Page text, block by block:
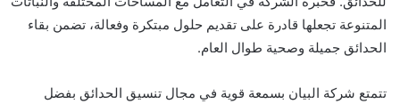
المتنوعة تجعلها قادرة على تقديم حلول مبتكرة وفعالة، تضمن بقاء
الحدائق جميلة وصحية طوال العام.
تتمتع شركة البيان بسمعة قوية في مجال تنسيق الحدائق بفضل